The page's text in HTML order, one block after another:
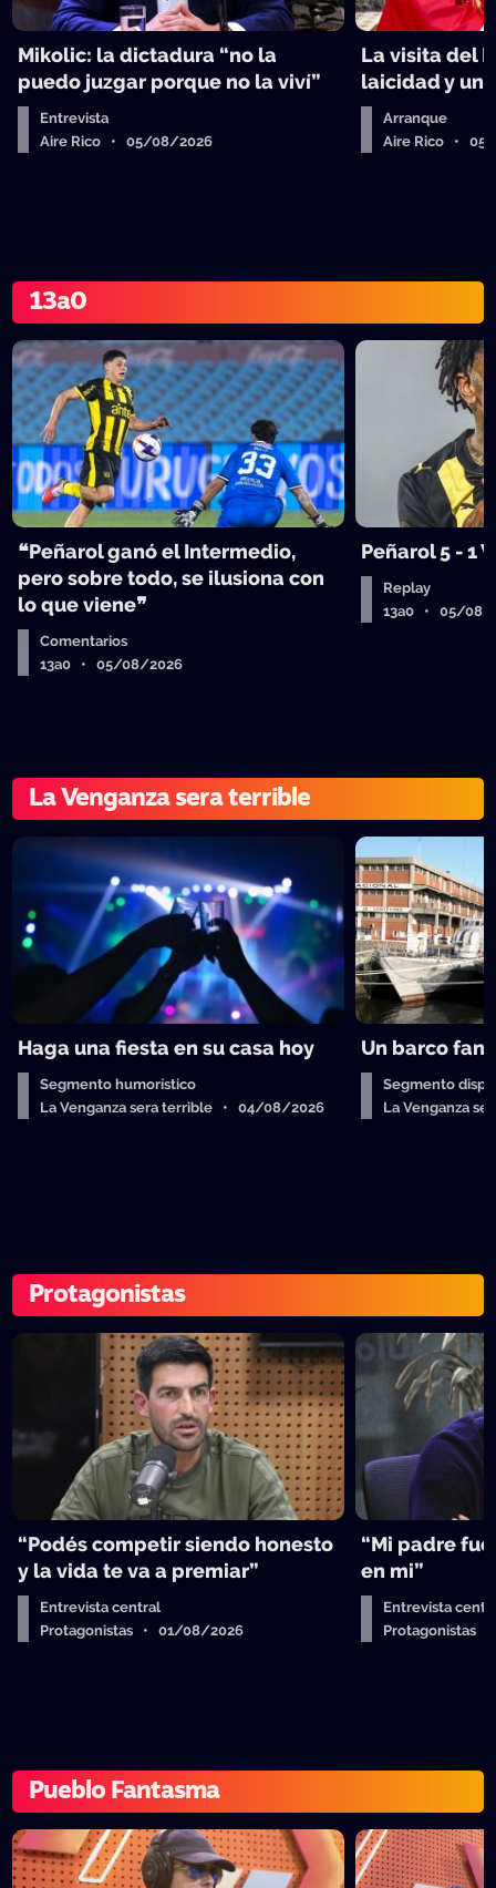
Mikolic: la dictadura “no la
puedo juzgar porque no la viví”
Entrevista
Aire Rico • 05/08/2026
La visita del
laicidad y un
Arranque
Aire Rico •
13a0
❝Peñarol ganó el Intermedio,
pero sobre todo, se ilusiona con
lo que viene❞
Comentarios
13a0 • 05/08/2026
Peñarol 5 - 1
Replay
13a0 • 05/08/
La Venganza sera terrible
Haga una fiesta en su casa hoy
Segmento humorístico
La Venganza sera terrible • 04/08/2026
Un barco
Segmento
La Venganza
Protagonistas
“Podés competir siendo honesto
y la vida te va a premiar”
Entrevista central
Protagonistas • 01/08/2026
“Mi padre
en mi”
Entrevista
Protagonistas
Pueblo Fantasma